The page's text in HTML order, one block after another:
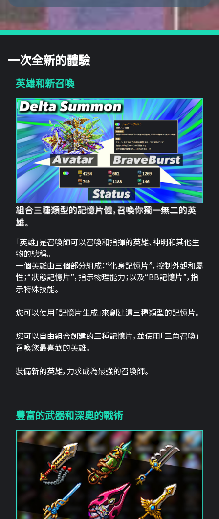
一次全新的體驗
英雄和新召喚
組合三種類型的記憶片體，召喚你獨一無二的英
雄。
「英雄」是召喚師可以召喚和指揮的英雄、神明和其他生
物的總稱。
一個英雄由三個部分組成：“化身記憶片”，控制外觀和屬
性；“狀態記憶片”，指示物理能力；以及“BB記憶片”，指
示特殊技能。
您可以使用「記憶片生成」來創建這三​​種類型的記憶片。
您可以自由組合創建的三種記憶片，並使用「三角召喚」
召喚您最喜歡的英雄。
裝備新的英雄，力求成為最強的召喚師。
豐富的武器和深奧的戰術